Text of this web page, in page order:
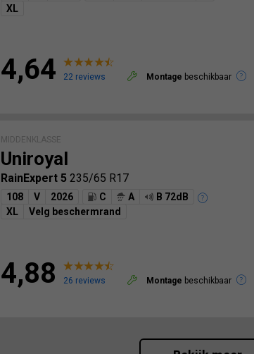
XL
4,64 22 reviews Montage beschikbaar
MIDDENKLASSE
Uniroyal
RainExpert 5 235/65 R17
108 V 2026 C A
B 72dB
XL
Velg beschermrand
4,88 26 reviews Montage beschikbaar